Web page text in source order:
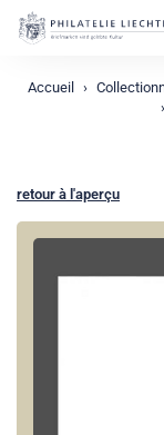
Accueil
retour à l'aperçu